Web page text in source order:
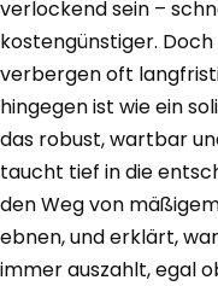
verlockend sein –
kostengünstiger.
verbergen oft
hingegen ist wie ein
das robust, wartbar
taucht tief in die
den Weg von
ebnen, und erklärt,
immer auszahlt, egal